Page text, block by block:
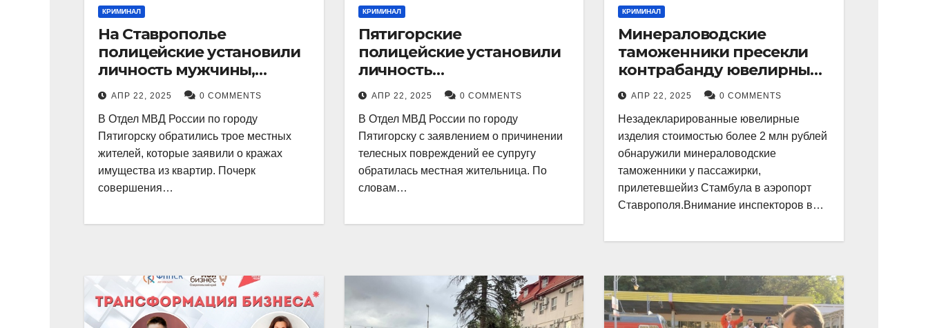
КРИМИНАЛ
На Ставрополье
полицейские установили
личность мужчины,
причастного к кражам
имущества из квартир в
Пятигорске
АПР 22, 2025 0 COMMENTS
В Отдел МВД России по городу
Пятигорску обратились трое местных
жителей, которые заявили о кражах
имущества из квартир. Почерк
совершения…
КРИМИНАЛ
Пятигорские
полицейские установили
личность
злоумышленника,
причинившего телесные
повреждения местному
жителю
АПР 22, 2025 0 COMMENTS
В Отдел МВД России по городу
Пятигорску с заявлением о причинении
телесных повреждений ее супругу
обратилась местная жительница. По
словам…
КРИМИНАЛ
Минераловодские
таможенники пресекли
контрабанду ювелирных
изделий на 2 млн рублей
АПР 22, 2025 0 COMMENTS
Незадекларированные ювелирные
изделия стоимостью более 2 млн рублей
обнаружили минераловодские
таможенники у пассажирки,
прилетевшейиз Стамбула в аэропорт
Ставрополя.Внимание инспекторов в…